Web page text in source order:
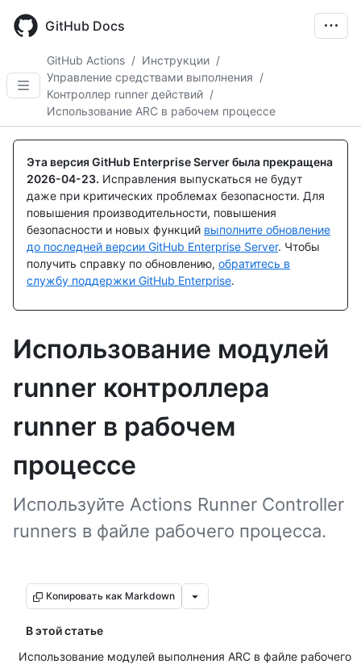
main
GitHub Docs
GitHub Actions / Инструкции /
Управление средствами выполнения /
Контроллер runner действий /
Использование ARC в рабочем процессе
Эта версия GitHub Enterprise Server была прекращена
2026-04-23. Исправления выпускаться не будут
даже при критических проблемах безопасности. Для
повышения производительности, повышения
безопасности и новых функций выполните обновление
до последней версии GitHub Enterprise Server. Чтобы
получить справку по обновлению, обратитесь в
службу поддержки GitHub Enterprise.
Использование модулей
runner контроллера
runner в рабочем
процессе
Используйте Actions Runner Controller
runners в файле рабочего процесса.
Копировать как Markdown
В этой статье
Использование модулей выполнения ARC в файле рабочего